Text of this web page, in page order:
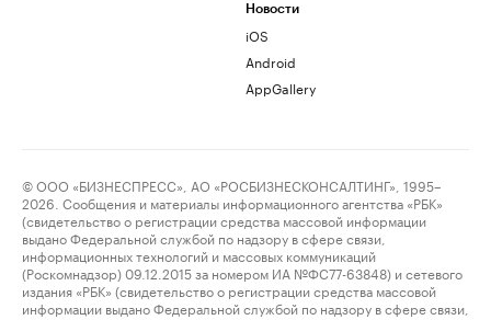
Новости
iOS
Android
AppGallery
© ООО «БИЗНЕСПРЕСС», АО «РОСБИЗНЕСКОНСАЛТИНГ», 1995–
2026. Сообщения и материалы информационного агентства «РБК»
(свидетельство о регистрации средства массовой информации
выдано Федеральной службой по надзору в сфере связи,
информационных технологий и массовых коммуникаций
(Роскомнадзор) 09.12.2015 за номером ИА №ФС77-63848) и сетевого
издания «РБК» (свидетельство о регистрации средства массовой
информации выдано Федеральной службой по надзору в сфере связи,